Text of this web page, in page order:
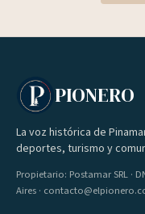
PIONERO
La voz histórica de
deportes, turismo y
Propietario: Postamar SRL ·
Aires ·